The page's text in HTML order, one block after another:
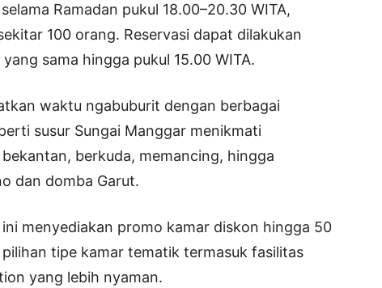
Ramadan pukul 18.00–20.30 WITA,
100 orang. Reservasi dapat dilakukan
sama hingga pukul 15.00 WITA.
waktu ngabuburit dengan berbagai
susur Sungai Manggar menikmati
berkuda, memancing, hingga
dan domba Garut.
menyediakan promo kamar diskon hingga 50
tipe kamar tematik termasuk fasilitas
yang lebih nyaman.